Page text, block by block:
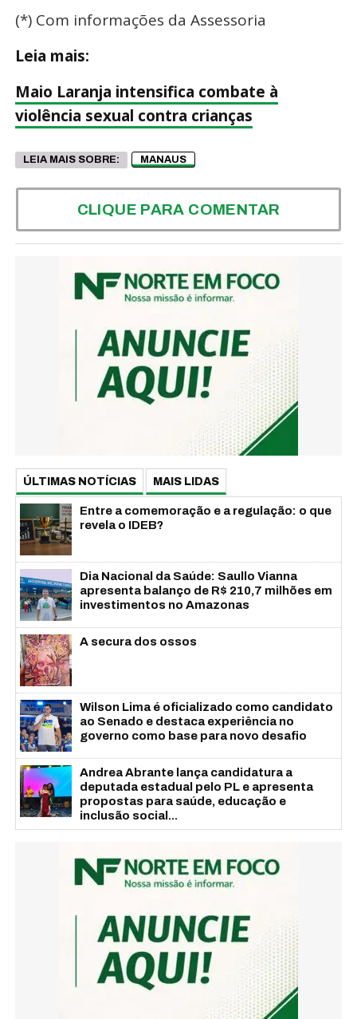
(*) Com informações da Assessoria
Leia mais:
Maio Laranja intensifica combate à
violência sexual contra crianças
LEIA MAIS SOBRE: MANAUS
CLIQUE PARA COMENTAR
ÚLTIMAS NOTÍCIAS MAIS LIDAS
Entre a comemoração e a regulação: o que
revela o IDEB?
Dia Nacional da Saúde: Saullo Vianna
apresenta balanço de R$ 210,7 milhões em
investimentos no Amazonas
A secura dos ossos
Wilson Lima é oficializado como candidato
ao Senado e destaca experiência no
governo como base para novo desafio
Andrea Abrante lança candidatura a
deputada estadual pelo PL e apresenta
propostas para saúde, educação e
inclusão social...